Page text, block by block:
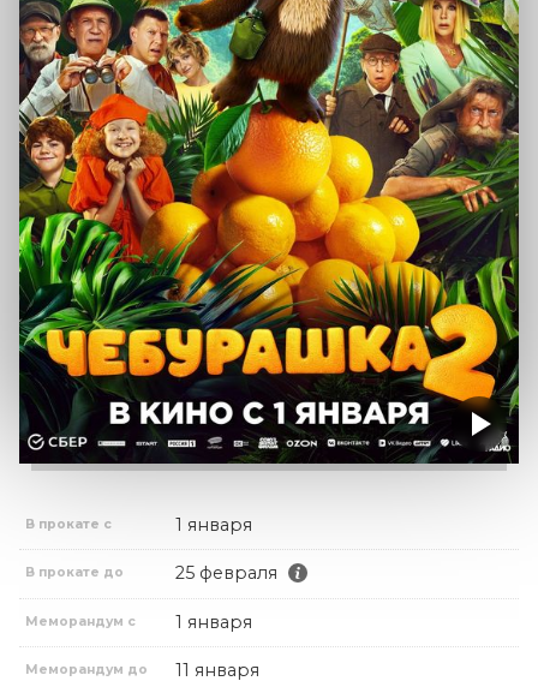
В прокате с 1 января
В прокате до 25 февраля
Меморандум с 1 января
Меморандум до 11 января